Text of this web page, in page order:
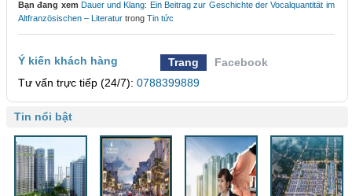
Bạn đang xem Dauer und Klang: Ein Beitrag zur Geschichte der Vocalquantität im
Altfranzösischen – Literatur trong Tin tức
Ý kiến khách hàng Trang
Facebook
Tư vấn trực tiếp (24/7): 0788399889
Tin nổi bật